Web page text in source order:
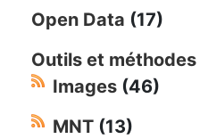
Open Data (17)
Outils et méthodes
Images (46)
MNT (13)